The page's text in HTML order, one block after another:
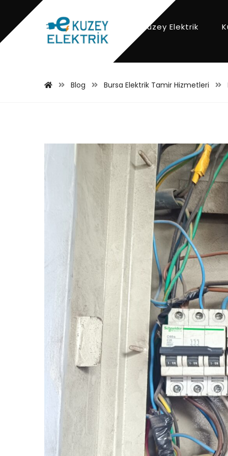
Kuzey Elektrik
Blog Bursa Elektrik Tamir Hizmetleri